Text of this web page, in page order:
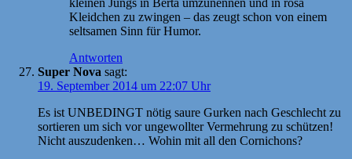
Kleidchen zu zwingen – das zeugt schon von einem
seltsamen Sinn für Humor.
Antworten
Super Nova sagt:
19. September 2014 um 22:07 Uhr
Es ist UNBEDINGT nötig saure Gurken nach Geschlecht zu
sortieren um sich vor ungewollter Vermehrung zu schützen!
Nicht auszudenken… Wohin mit all den Cornichons?